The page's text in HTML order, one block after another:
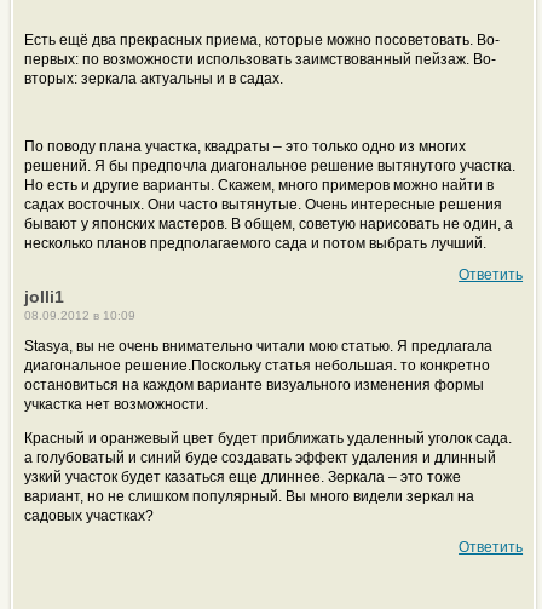
Есть ещё два прекрасных приема, которые можно посоветовать. Во-
первых: по возможности использовать заимствованный пейзаж. Во-
вторых: зеркала актуальны и в садах.
По поводу плана участка, квадраты – это только одно из многих
решений. Я бы предпочла диагональное решение вытянутого участка.
Но есть и другие варианты. Скажем, много примеров можно найти в
садах восточных. Они часто вытянутые. Очень интересные решения
бывают у японских мастеров. В общем, советую нарисовать не один, а
несколько планов предполагаемого сада и потом выбрать лучший.
Ответить
jolli1
08.09.2012 в 10:09
Stasya, вы не очень внимательно читали мою статью. Я предлагала
диагональное решение.Поскольку статья небольшая. то конкретно
остановиться на каждом варианте визуального изменения формы
учкастка нет возможности.
Красный и оранжевый цвет будет приближать удаленный уголок сада.
а голубоватый и синий буде создавать эффект удаления и длинный
узкий участок будет казаться еще длиннее. Зеркала – это тоже
вариант, но не слишком популярный. Вы много видели зеркал на
садовых участках?
Ответить